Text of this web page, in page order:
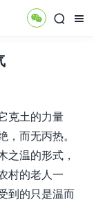



克土的力量
而无丙热。
之温的形式，
村的老人一
到的只是温而